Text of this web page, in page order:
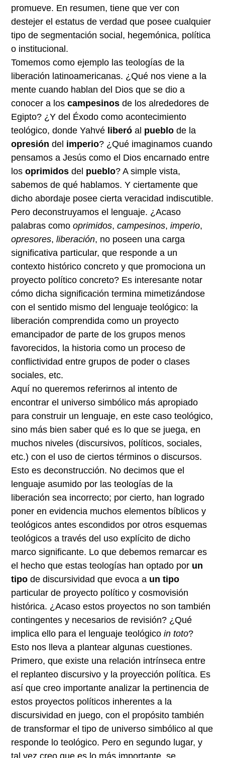
promueve. En resumen, tiene que ver con
destejer el estatus de verdad que posee cualquier
tipo de segmentación social, hegemónica, política
o institucional.
Tomemos como ejemplo las teologías de la
liberación latinoamericanas. ¿Qué nos viene a la
mente cuando hablan del Dios que se dio a
conocer a loscampesinosde los alrededores de
Egipto? ¿Y del Éxodo como acontecimiento
teológico, donde Yahvé liberóal pueblode la
opresióndel imperio? ¿Qué imaginamos cuando
pensamos a Jesús como el Dios encarnado entre
losoprimidosdel pueblo? A simple vista,
sabemos de qué hablamos. Y ciertamente que
dicho abordaje posee cierta veracidad indiscutible.
Pero deconstruyamos el lenguaje. ¿Acaso
palabras comooprimidos,campesinos,imperio,
opresores,liberación, no poseen una carga
significativa particular, que responde a un
contexto histórico concreto y que promociona un
proyecto político concreto? Es interesante notar
cómo dicha significación termina mimetizándose
con el sentido mismo del lenguaje teológico: la
liberación comprendida como un proyecto
emancipador de parte de los grupos menos
favorecidos, la historia como un proceso de
conflictividad entre grupos de poder o clases
sociales, etc.
Aquí no queremos referirnos al intento de
encontrar el universo simbólico más apropiado
para construir un lenguaje, en este caso teológico,
sino más bien saber qué es lo que se juega, en
muchos niveles (discursivos, políticos, sociales,
etc.) con el uso de ciertos términos o discursos.
Esto es deconstrucción. No decimos que el
lenguaje asumido por las teologías de la
liberación sea incorrecto; por cierto, han logrado
poner en evidencia muchos elementos bíblicos y
teológicos antes escondidos por otros esquemas
teológicos a través del uso explícito de dicho
marco significante. Lo que debemos remarcar es
el hecho que estas teologías han optado por un
tipo de discursividad que evoca a un tipo
particular de proyecto político y cosmovisión
histórica. ¿Acaso estos proyectos no son también
contingentes y necesarios de revisión? ¿Qué
implica ello para el lenguaje teológico in toto?
Esto nos lleva a plantear algunas cuestiones.
Primero, que existe una relación intrínseca entre
el replanteo discursivo y la proyección política. Es
así que creo importante analizar la pertinencia de
estos proyectos políticos inherentes a la
discursividad en juego, con el propósito también
de transformar el tipo de universo simbólico al que
responde lo teológico. Pero en segundo lugar, y
tal vez creo que es lo más importante, se